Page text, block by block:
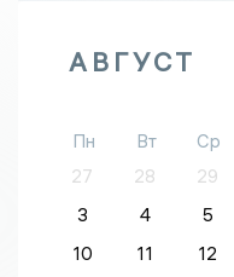
АВГУСТ
Пн Вт Ср
27
28 29
3
4 5
10
11 12